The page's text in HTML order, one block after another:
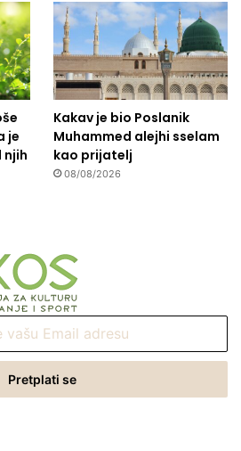
je
njih
Kakav je bio Poslanik
Muhammed alejhi sselam
kao prijatelj
08/08/2026